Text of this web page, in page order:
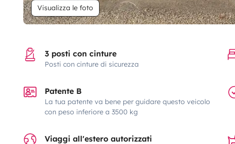
Visualizza le foto
3 posti con cinture
Posti con cinture di sicurezza
Patente B
La tua patente va bene per guidare questo veicolo
con peso inferiore a 3500 kg
Viaggi all'estero autorizzati